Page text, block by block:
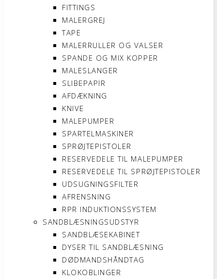
FITTINGS
MALERGREJ
TAPE
MALERRULLER OG VALSER
SPANDE OG MIX KOPPER
MALESLANGER
SLIBEPAPIR
AFDÆKNING
KNIVE
MALEPUMPER
SPARTELMASKINER
SPRØJTEPISTOLER
RESERVEDELE TIL MALEPUMPER
RESERVEDELE TIL SPRØJTEPISTOLER
UDSUGNINGSFILTER
AFRENSNING
RPR INDUKTIONSSYSTEM
SANDBLÆSNINGSUDSTYR
SANDBLÆSEKABINET
DYSER TIL SANDBLÆSNING
DØDMANDSHÅNDTAG
KLOKOBLINGER